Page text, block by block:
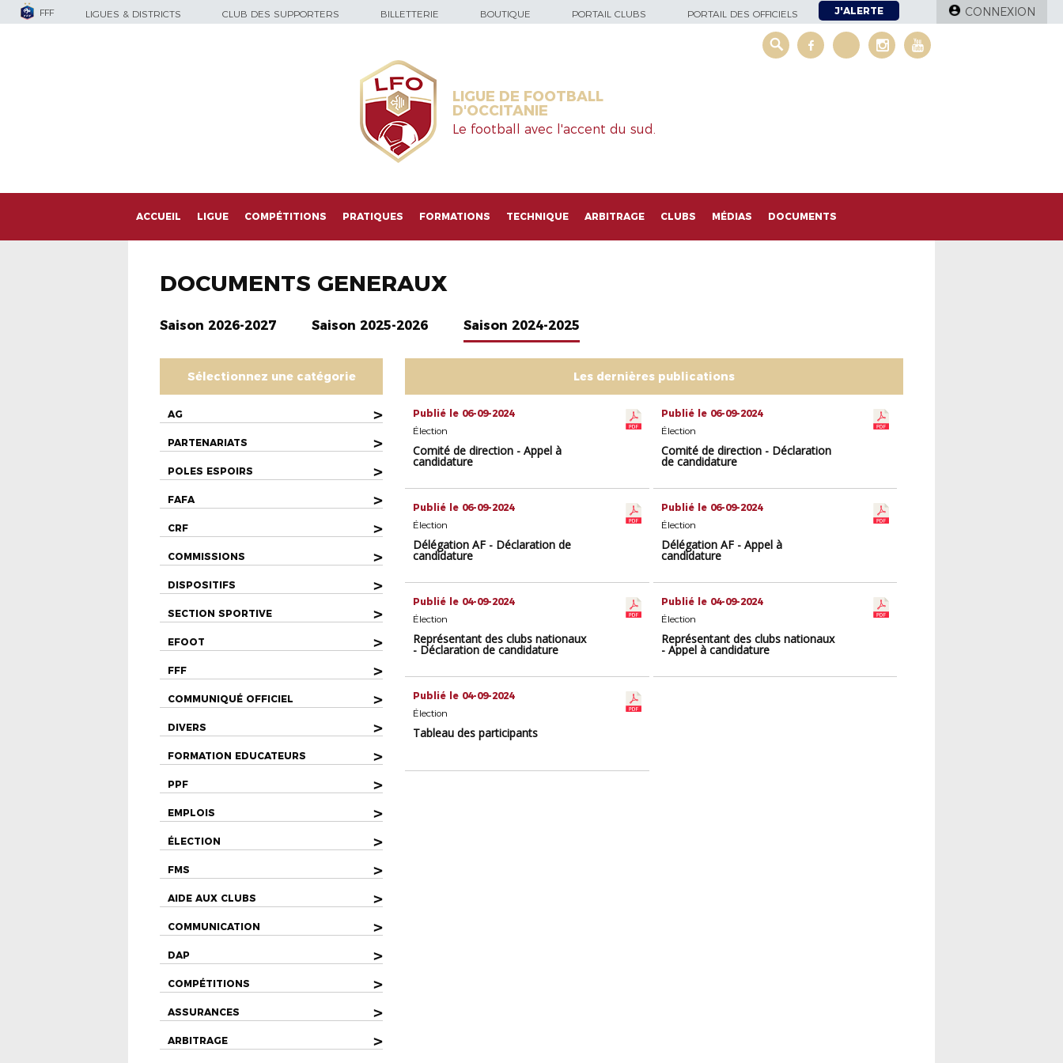
FFF LIGUES & DISTRICTS CLUB DES SUPPORTERS BILLETTERIE BOUTIQUE PORTAIL CLUBS PORTAIL DES OFFICIELS J'ALERTE CONNEXION
LIGUE DE FOOTBALL
D'OCCITANIE
Le football avec l'accent du sud.
ACCUEIL LIGUE COMPÉTITIONS PRATIQUES FORMATIONS TECHNIQUE ARBITRAGE CLUBS MÉDIAS DOCUMENTS
DOCUMENTS GENERAUX
Saison 2026-2027 Saison 2025-2026 Saison 2024-2025
Sélectionnez une catégorie
AG >
PARTENARIATS >
POLES ESPOIRS >
FAFA >
CRF >
COMMISSIONS >
DISPOSITIFS >
SECTION SPORTIVE >
EFOOT >
FFF >
COMMUNIQUÉ OFFICIEL >
DIVERS >
FORMATION EDUCATEURS >
PPF >
EMPLOIS >
ÉLECTION >
FMS >
AIDE AUX CLUBS >
COMMUNICATION >
DAP >
COMPÉTITIONS >
ASSURANCES >
ARBITRAGE
>
Les dernières publications
Publié le 06-09-2024
Élection
Comité de direction - Appel à
candidature
Publié le 06-09-2024
Élection
Comité de direction - Déclaration
de candidature
Publié le 06-09-2024
Élection
Délégation AF - Déclaration de
candidature
Publié le 06-09-2024
Élection
Délégation AF - Appel à
candidature
Publié le 04-09-2024
Élection
Représentant des clubs nationaux
- Déclaration de candidature
Publié le 04-09-2024
Élection
Représentant des clubs nationaux
- Appel à candidature
Publié le 04-09-2024
Élection
Tableau des participants